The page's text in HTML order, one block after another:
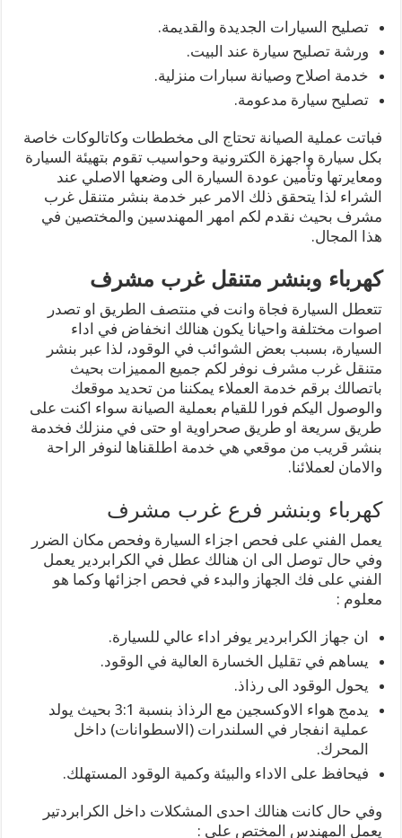
تصليح السيارات الجديدة والقديمة.
ورشة تصليح سيارة عند البيت.
خدمة اصلاح وصيانة سبارات منزلية.
تصليح سيارة مدعومة.
فباتت عملية الصيانة تحتاج الى مخططات وكاتالوكات خاصة
بكل سيارة واجهزة الكترونية وحواسيب تقوم بتهيئة السيارة
ومعايرتها وتأمين عودة السيارة الى وضعها الاصلي عند
الشراء لذا يتحقق ذلك الامر عبر خدمة بنشر متنقل غرب
مشرف بحيث نقدم لكم امهر المهندسين والمختصين في
هذا المجال.
كهرباء وبنشر متنقل غرب مشرف
تتعطل السيارة فجاة وانت في منتصف الطريق او تصدر
اصوات مختلفة واحيانا يكون هنالك انخفاض في اداء
السيارة، بسبب بعض الشوائب في الوقود، لذا عبر بنشر
متنقل غرب مشرف نوفر لكم جميع المميزات بحيث
باتصالك برقم خدمة العملاء يمكننا من تحديد موقعك
والوصول اليكم فورا للقيام بعملية الصيانة سواء اكنت على
طريق سريعة او طريق صحراوية او حتى في منزلك فخدمة
بنشر قريب من موقعي هي خدمة اطلقناها لنوفر الراحة
والامان لعملائنا.
كهرباء وبنشر فرع غرب مشرف
يعمل الفني على فحص اجزاء السيارة وفحص مكان الضرر
وفي حال توصل الى ان هنالك عطل في الكرابردير يعمل
الفني على فك الجهاز والبدء في فحص اجزائها وكما هو
معلوم :
ان جهاز الكرابردير يوفر اداء عالي للسيارة.
يساهم في تقليل الخسارة العالية في الوقود.
يحول الوقود الى رذاذ.
يدمج هواء الاوكسجين مع الرذاذ بنسبة 3:1 بحيث يولد
عملية انفجار في السلندرات (الاسطوانات) داخل
المحرك.
فيحافظ على الاداء والبيئة وكمية الوقود المستهلك.
وفي حال كانت هنالك احدى المشكلات داخل الكرابردتير
يعمل المهندس المختص على :